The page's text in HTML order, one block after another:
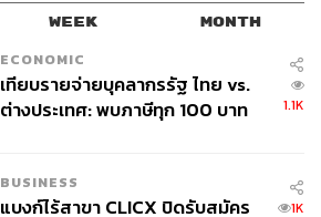
WEEK MONTH
ECONOMIC
เทียบรายจ่ายบุคลากรรัฐ ไทย vs.
ต่างประเทศ: พบภาษีทุก 100 บาท
1.1K
BUSINESS
แบงก์ไร้สาขา CLICX ปิดรับสมัคร
1K